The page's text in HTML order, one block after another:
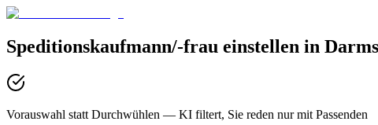
Speditionskaufmann/-frau einstellen in
Vorauswahl statt Durchwühlen — KI filtert, Sie reden nur mit Passenden